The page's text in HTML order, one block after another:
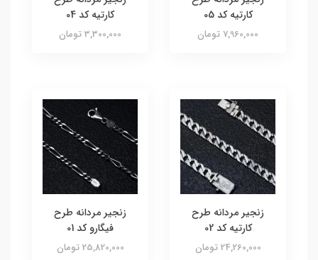
کارتیه کد 05
7,960,000 تومان
کارتیه کد 04
3,300,000 تومان
زنجیر مردانه طرح
کارتیه کد 02
24,260,000 تومان
زنجیر مردانه طرح
فیگارو کد 01
25,820,000 تومان